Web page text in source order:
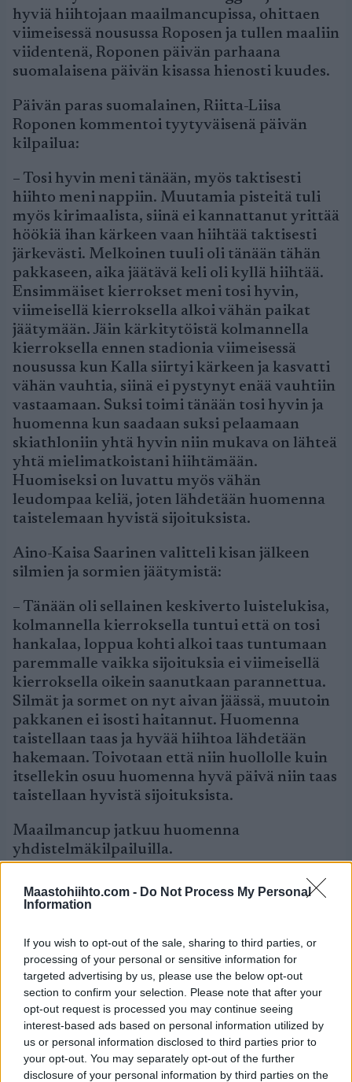
Maastohiihto.com - Do Not Process My Personal
Information
If you wish to opt-out of the sale, sharing to third parties, or
processing of your personal or sensitive information for
targeted advertising by us, please use the below opt-out
section to confirm your selection. Please note that after your
opt-out request is processed you may continue seeing
interest-based ads based on personal information utilized by
us or personal information disclosed to third parties prior to
your opt-out. You may separately opt-out of the further
disclosure of your personal information by third parties on the
hyviä hiihtojaan maailmancupissa, ohittaen
viimeisessä nousussa Roposen ja tullen maaliin
viidentenä, Roponen päivän parhaana
suomalaisena päivän kisassa hienosti kuudes.
Päivän paras suomalainen, Riitta-Liisa
Roponen kommentoi tyytyväisenä päivän
kilpailua:
– Tosi hyvin meni tänään, myös taktisesti
hiihto meni nappiin. Muutamia pisteitä tuli
myös kirimaalista, siinä ei kannattanut yrittää
höökiä ihan kärkeen vaan hiihtää taktisesti
järkevästi. Melkoinen tuuli oli tänään tähän
pakkaseen, aika jäätävä keli oli kyllä hiihtää.
Ensimmäiset kierrokset meni tosi hyvin,
viimeisellä kierroksella alkoi vähän paikat
jäätymään. Jäin kärkitytöistä kolmannella
kierroksella ennen stadionia viimeisessä
nousussa kun Kalla siirtyi kärkeen ja kasvatti
vähän vauhtia, siinä ei pystynyt enää vauhtiin
vastaamaan. Suksi toimi tänään tosi hyvin ja
huomenna kun saadaan suksi pelaamaan
skiathloniin yhtä hyvin niin mukava on lähteä
yhtä mielimatkoistani hiihtämään.
Huomiseksi on luvattu myös vähän
leudompaa keliä, joten lähdetään huomenna
taistelemaan hyvistä sijoituksista.
Aino-Kaisa Saarinen valitteli kisan jälkeen
silmien ja sormien jäätymistä:
– Tänään oli sellainen keskiverto luistelukisa,
kolmannella kierroksella tuntui että on tosi
hankalaa, loppua kohti alkoi taas tuntumaan
paremmalle vaikka sijoituksia ei viimeisellä
kierroksella oikein saanutkaan parannettua.
Silmät ja sormet on nyt aivan jäässä, muutoin
pakkanen ei isosti haitannut. Huomenna
taistellaan taas ja hyvää hiihtoa lähdetään
hakemaan. Toivotaan että niin huollolle kuin
itsellekin osuu huomenna hyvä päivä niin taas
taistellaan hyvistä sijoituksista.
Maailmancup jatkuu huomenna
yhdistelmäkilpailuilla.
Naiset, 10 km (v):
1) Marit Björgen Norja
26.43,9, 2) Charlotte Kalla Ruotsi –4,1, 3)
Johaug Norja –19,5, 5) Jessica Diggins USA –
26,3, 6) Riitta-Liisa Roponen Suomi –34,6, 7)
Justyna Kowalczyk Puola –38,9, 8) Astrid
Jacobsen Norja –40,8, 9) Heidi Weng Norja –
41,1, 10) Vibeke Skofterud Norja –41,2, …14)
Aino-Kaisa Saarinen Suomi –46,0, …20) Krista
Lähteenmäki Suomi –1.24,9, …29) Riikka
Sarasoja-Lilja Suomi –2.10,6.